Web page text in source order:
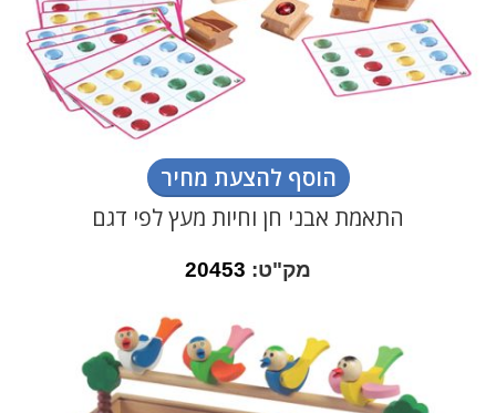
הוסף להצעת מחיר
התאמת אבני חן וחיות מעץ לפי דגם
מק"ט: 20453